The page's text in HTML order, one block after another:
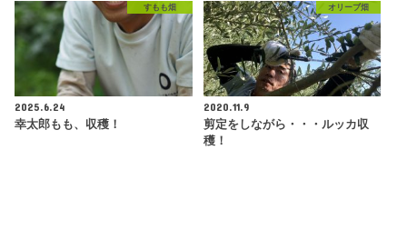
すもも畑
2025.6.24
幸太郎もも、収穫！
オリーブ畑
2020.11.9
剪定をしながら・・・ルッカ収
穫！